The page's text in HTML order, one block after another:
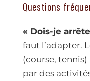
Questions
« Dois-je
faut l’adapter.
(course,
par des